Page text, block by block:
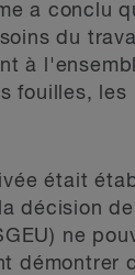
a conclu
du
à
fouilles, les
était
décision
ne
démontrer